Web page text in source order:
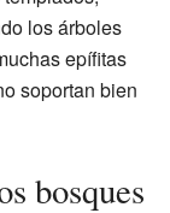
los árboles
epífitas
soportan bien
bosques